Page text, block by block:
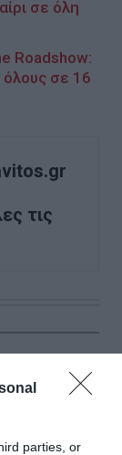
parties, or
σε όλη
Roadshow:
όλους σε 16
τις
Αττική»